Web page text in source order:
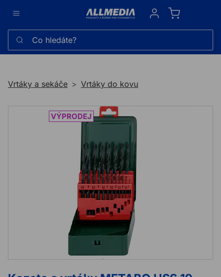
Sign in
Co hledáte?
Vrtáky a sekáče Vrtáky do kovu